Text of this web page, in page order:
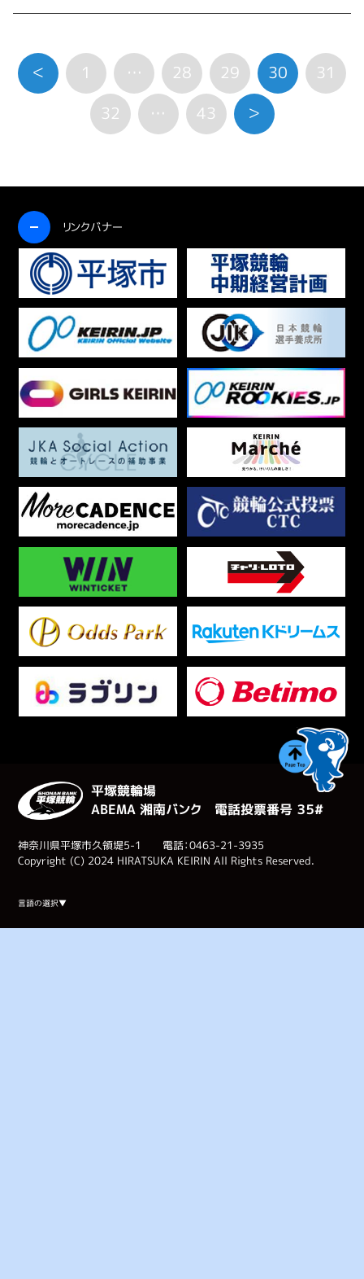
＜ 1 … 28 29 30
31
32
… 43 ＞
リンクバナー
開く
平塚競輪場
ABEMA 湘南バンク 電話投票番号 ３５#
神奈川県平塚市久領堤5-1 電話：0463-21-3935
Copyright (C) 2024 HIRATSUKA KEIRIN All Rights Reserved.
言語の選択▼
Select Language